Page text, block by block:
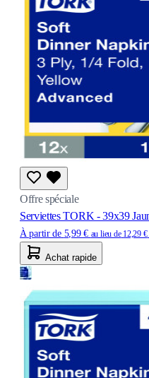
Offre spéciale
Serviettes TORK - 39x39
À partir de 5,99 € au lieu de 12,29 €
Achat rapide